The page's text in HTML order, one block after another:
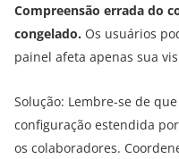
Compreensão errada do
congelado. Os usuários
painel afeta apenas sua
Solução: Lembre-se de
configuração estendida
os colaboradores.